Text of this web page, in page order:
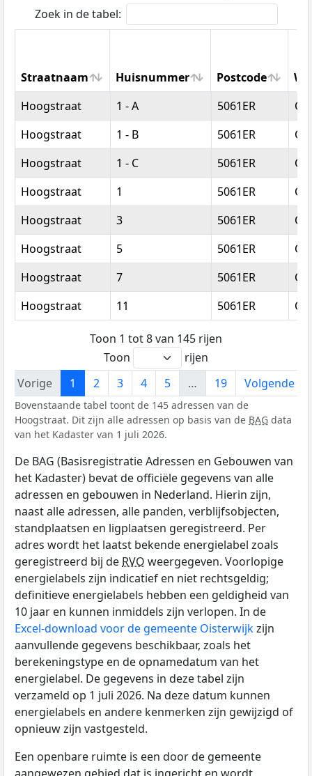
Zoek in de tabel:
Straatnaam Huisnummer Postcode
Straatnaam
Huisnummer Postcode
Hoogstraat 1 - A 5061ER
Hoogstraat
1 - B 5061ER
Hoogstraat
1 - C 5061ER
Hoogstraat
1 5061ER
Hoogstraat
3 5061ER
Hoogstraat
5 5061ER
Hoogstraat
7 5061ER
Hoogstraat
11 5061ER
Toon 1 tot 8 van 145 rijen
Toon
rijen
Vorige
1 2 3 4 5 … 19 Volgende
Bovenstaande tabel toont de 145 adressen van de
Hoogstraat. Dit zijn alle adressen op basis van de BAG data
van het Kadaster van 1 juli 2026.
De BAG (Basisregistratie Adressen en Gebouwen van
het Kadaster) bevat de officiële gegevens van alle
adressen en gebouwen in Nederland. Hierin zijn,
naast alle adressen, alle panden, verblijfsobjecten,
standplaatsen en ligplaatsen geregistreerd. Per
adres wordt het laatst bekende energielabel zoals
geregistreerd bij de RVO weergegeven. Voorlopige
energielabels zijn indicatief en niet rechtsgeldig;
definitieve energielabels hebben een geldigheid van
10 jaar en kunnen inmiddels zijn verlopen. In de
Excel-download voor de gemeente Oisterwijkzijn
aanvullende gegevens beschikbaar, zoals het
berekeningstype en de opnamedatum van het
energielabel. De gegevens in deze tabel zijn
verzameld op 1 juli 2026. Na deze datum kunnen
energielabels en andere kenmerken zijn gewijzigd of
opnieuw zijn vastgesteld.
Een openbare ruimte is een door de gemeente